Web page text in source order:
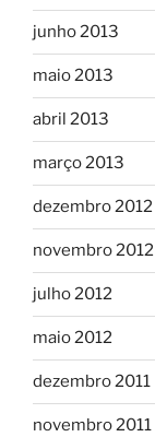
junho 2013
maio 2013
abril 2013
março 2013
dezembro 2012
novembro 2012
julho 2012
maio 2012
dezembro 2011
novembro 2011